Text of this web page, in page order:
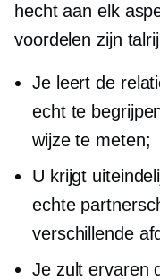
hecht aan elk
voordelen zijn
Je leert de
echt te
wijze te meten;
U krijgt
echte
verschillende
Je zult ervaren